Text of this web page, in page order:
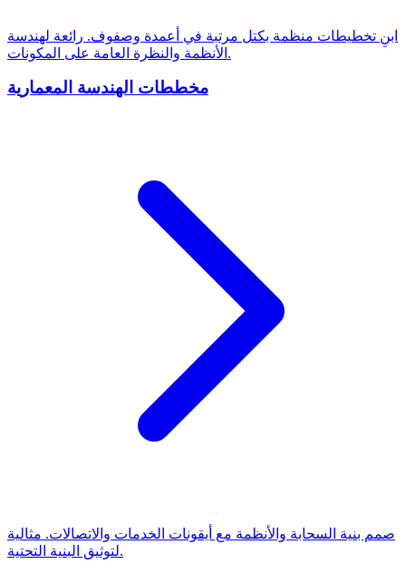
ابنِ تخطيطات منظمة بكتل مرتبة في أعمدة وصفوف. رائعة لهندسة
الأنظمة والنظرة العامة على المكونات.
مخططات الهندسة المعمارية
صمم بنية السحابة والأنظمة مع أيقونات الخدمات والاتصالات. مثالية
لتوثيق البنية التحتية.